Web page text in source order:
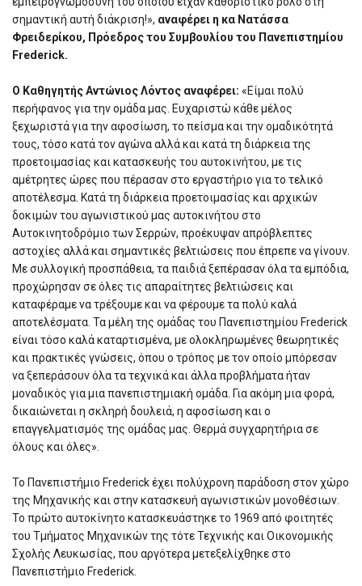
σημαντική αυτή διάκριση!», αναφέρει η κα Νατάσσα
Φρειδερίκου, Πρόεδρος του Συμβουλίου του Πανεπιστημίου
Frederick.
Ο Καθηγητής Αντώνιος Λόντος αναφέρει: «Είμαι πολύ
περήφανος για την ομάδα μας. Ευχαριστώ κάθε μέλος
ξεχωριστά για την αφοσίωση, το πείσμα και την ομαδικότητά
τους, τόσο κατά τον αγώνα αλλά και κατά τη διάρκεια της
προετοιμασίας και κατασκευής του αυτοκινήτου, με τις
αμέτρητες ώρες που πέρασαν στο εργαστήριο για το τελικό
αποτέλεσμα. Κατά τη διάρκεια προετοιμασίας και αρχικών
δοκιμών του αγωνιστικού μας αυτοκινήτου στο
Αυτοκινητοδρόμιο των Σερρών, προέκυψαν απρόβλεπτες
αστοχίες αλλά και σημαντικές βελτιώσεις που έπρεπε να γίνουν.
Με συλλογική προσπάθεια, τα παιδιά ξεπέρασαν όλα τα εμπόδια,
προχώρησαν σε όλες τις απαραίτητες βελτιώσεις και
καταφέραμε να τρέξουμε και να φέρουμε τα πολύ καλά
αποτελέσματα. Τα μέλη της ομάδας του Πανεπιστημίου Frederick
είναι τόσο καλά καταρτισμένα, με ολοκληρωμένες θεωρητικές
και πρακτικές γνώσεις, όπου ο τρόπος με τον οποίο μπόρεσαν
να ξεπεράσουν όλα τα τεχνικά και άλλα προβλήματα ήταν
μοναδικός για μια πανεπιστημιακή ομάδα. Για ακόμη μια φορά,
δικαιώνεται η σκληρή δουλειά, η αφοσίωση και ο
επαγγελματισμός της ομάδας μας. Θερμά συγχαρητήρια σε
όλους και όλες».
Το Πανεπιστήμιο Frederick έχει πολύχρονη παράδοση στον χώρο
της Μηχανικής και στην κατασκευή αγωνιστικών μονοθέσιων.
Το πρώτο αυτοκίνητο κατασκευάστηκε το 1969 από φοιτητές
του Τμήματος Μηχανικών της τότε Τεχνικής και Οικονομικής
Σχολής Λευκωσίας, που αργότερα μετεξελίχθηκε στο
Πανεπιστήμιο Frederick.